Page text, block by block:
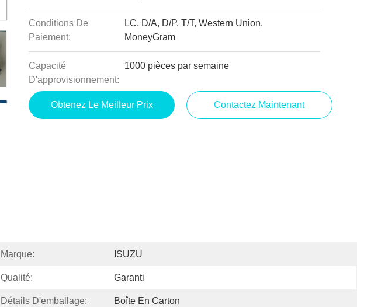
Conditions De
Paiement:
LC, D/A, D/P, T/T, Western Union,
MoneyGram
Capacité
D'approvisionnement:
1000 pièces par semaine
Obtenez Le Meilleur Prix Contactez Maintenant
Marque: ISUZU
Qualité: Garanti
Détails D'emballage: Boîte En Carton